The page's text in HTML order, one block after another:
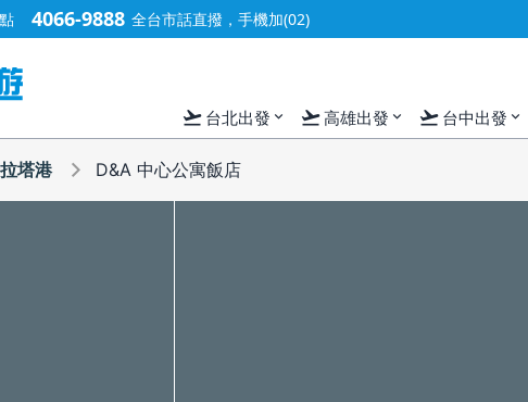
4066-9888 全台市話直撥，手機加(02)
flight_takeoff 台北出發 expand_more flight_takeoff高雄出發 expand_more flight_takeoff 台中出發 expand_more
塔港 D&A 中心公寓飯店